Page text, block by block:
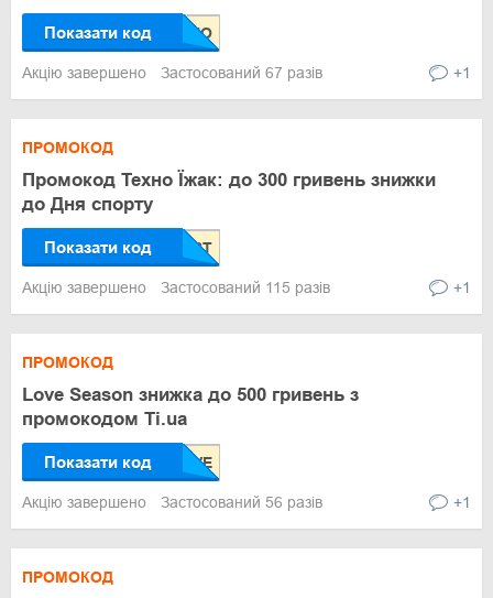
Показати код
Акцію завершено Застосований 67 разів +1
ПРОМОКОД
Промокод Техно Їжак: до 300 гривень знижки
до Дня спорту
Показати код
Акцію завершено Застосований 115 разів +1
ПРОМОКОД
Love Season знижка до 500 гривень з
промокодом Ti.ua
Показати код
Акцію завершено Застосований 56 разів +1
ПРОМОКОД